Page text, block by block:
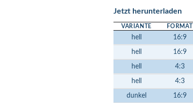
Jetzt herunterladen
VARIANTE FORMAT
hell 16:9
hell 16:9
hell 4:3
hell 4:3
dunkel 16:9